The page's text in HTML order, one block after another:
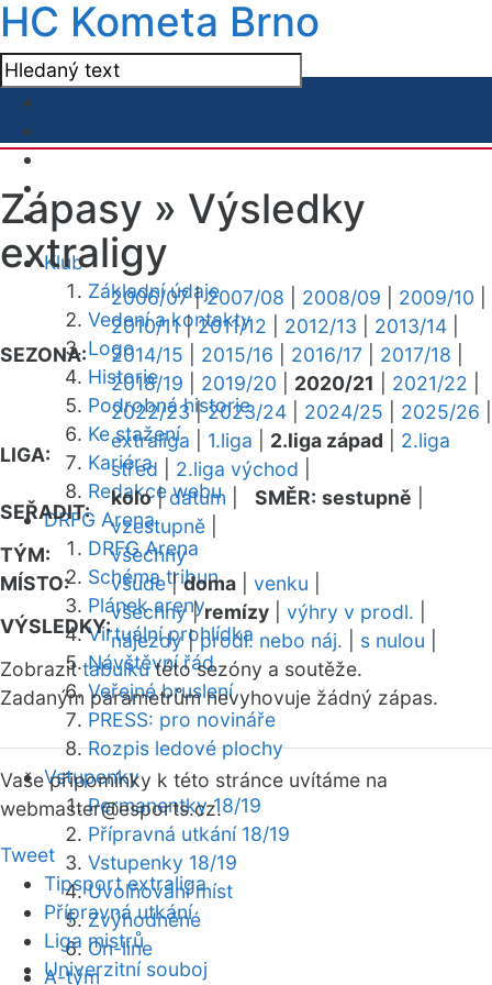
HC Kometa Brno
Klub
Základní údaje
Vedení a kontakty
Logo
Historie
Podrobná historie
Ke stažení
Kariéra
Redakce webu
DRFG Arena
DRFG Arena
Schéma tribun
Plánek areny
Virtuální prohlídka
Návštěvní řád
Veřejné bruslení
PRESS: pro novináře
Rozpis ledové plochy
Vstupenky
Permanentky 18/19
Přípravná utkání 18/19
Vstupenky 18/19
Uvolňování míst
Zvýhodněné
On-line
A-tým
Zápasy » Výsledky
extraligy
SEZONA:
2006/07|2007/08 2008/09 2009/10
2010/11|2011/12 2012/13 2013/14
2014/15
2015/16 2016/17 2017/18
2018/19
2019/20 2020/21 2021/22
2022/23|2023/24 2024/25 2025/26
LIGA:
extraliga 1.liga 2.liga západ
2.liga
střed
2.liga východ
SEŘADIT:
kolo|datum SMĚR: sestupně
vzestupně
TÝM:
všechny
MÍSTO:
všude|doma venku
VÝSLEDKY:
všechny|remízy výhry v prodl.
nájezdy|prodl. nebo náj. s nulou
Zobrazittabulkutéto sezóny a soutěže.
Zadaným parametrům nevyhovuje žádný zápas.
Vaše připomínky k této stránce uvítáme na
webmaster@esports.cz.
Tweet
Tipsport extraliga
Přípravná utkání
Liga mistrů
Univerzitní souboj